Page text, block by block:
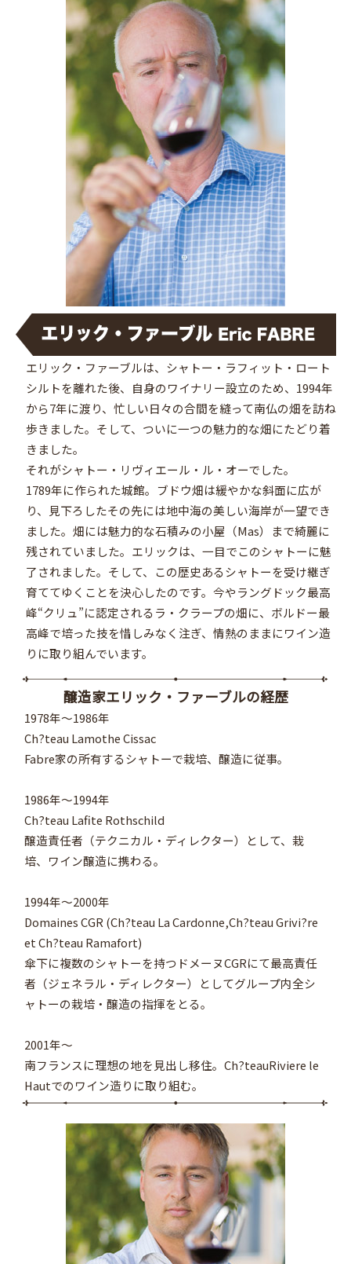
エリック・ファーブルは、シャトー・ラフィット・ロート
シルトを離れた後、自身のワイナリー設立のため、1994年
から7年に渡り、忙しい日々の合間を縫って南仏の畑を訪ね
歩きました。そして、ついに一つの魅力的な畑にたどり着
きました。
それがシャトー・リヴィエール・ル・オーでした。
1789年に作られた城館。ブドウ畑は緩やかな斜面に広が
り、見下ろしたその先には地中海の美しい海岸が一望でき
ました。畑には魅力的な石積みの小屋（Mas）まで綺麗に
残されていました。エリックは、一目でこのシャトーに魅
了されました。そして、この歴史あるシャトーを受け継ぎ
育ててゆくことを決心したのです。今やラングドック最高
峰“クリュ”に認定されるラ・クラープの畑に、ボルドー最
高峰で培った技を惜しみなく注ぎ、情熱のままにワイン造
りに取り組んでいます。
醸造家エリック・ファーブルの経歴
1978年～1986年
Ch?teau Lamothe Cissac
Fabre家の所有するシャトーで栽培、醸造に従事。
1986年～1994年
Ch?teau Lafite Rothschild
醸造責任者（テクニカル・ディレクター）として、栽
培、ワイン醸造に携わる。
1994年～2000年
Domaines CGR (Ch?teau La Cardonne,Ch?teau Grivi?re
et Ch?teau Ramafort)
傘下に複数のシャトーを持つドメーヌCGRにて最高責任
者（ジェネラル・ディレクター）としてグループ内全シ
ャトーの栽培・醸造の指揮をとる。
2001年～
南フランスに理想の地を見出し移住。Ch?teauRiviere le
Hautでのワイン造りに取り組む。